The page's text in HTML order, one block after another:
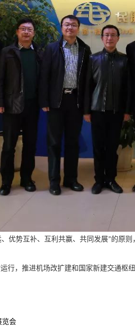
、优势互补、互利共赢、共同发展”的原则
行，推进机场改扩建和国家新建交通枢
览会